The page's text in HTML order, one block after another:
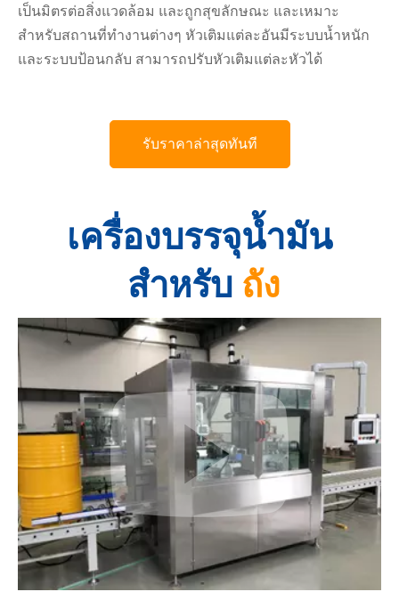
เป็นมิตรต่อสิ่งแวดล้อม และถูกสุขลักษณะ และเหมาะ
สำหรับสถานที่ทำงานต่างๆ หัวเติมแต่ละอันมีระบบน้ำหนัก
และระบบป้อนกลับ สามารถปรับหัวเติมแต่ละหัวได้
รับราคาล่าสุดทันที
เครื่องบรรจุน้ำมัน
สำหรับ ถัง